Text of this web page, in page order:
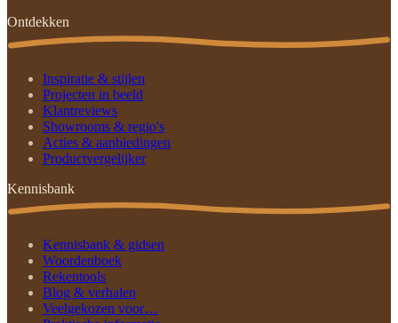
Ontdekken
Inspiratie & stijlen
Projecten in beeld
Klantreviews
Showrooms & regio's
Acties & aanbiedingen
Productvergelijker
Kennisbank
Kennisbank & gidsen
Woordenboek
Rekentools
Blog & verhalen
Veelgekozen voor…